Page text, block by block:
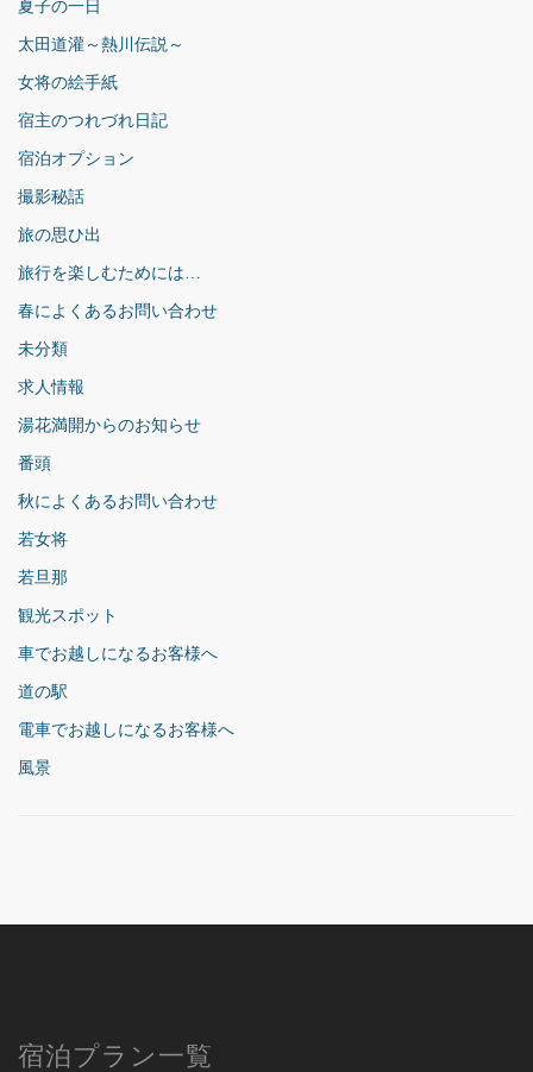
夏子の一日
太田道灌～熱川伝説～
女将の絵手紙
宿主のつれづれ日記
宿泊オプション
撮影秘話
旅の思ひ出
旅行を楽しむためには…
春によくあるお問い合わせ
未分類
求人情報
湯花満開からのお知らせ
番頭
秋によくあるお問い合わせ
若女将
若旦那
観光スポット
車でお越しになるお客様へ
道の駅
電車でお越しになるお客様へ
風景
宿泊プラン一覧